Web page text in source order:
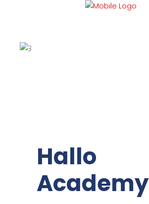
Hallo
Academy